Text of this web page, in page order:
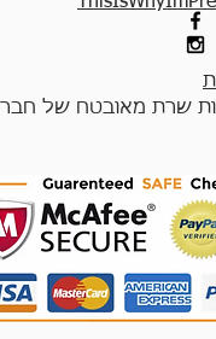
שרת מאובטח של